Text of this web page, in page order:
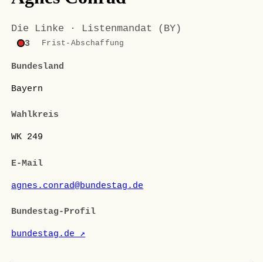
Die Linke · Listenmandat (BY)
3 Frist-Abschaffung
Bundesland
Bayern
Wahlkreis
WK 249
E-Mail
agnes.conrad@bundestag.de
Bundestag-Profil
bundestag.de ↗